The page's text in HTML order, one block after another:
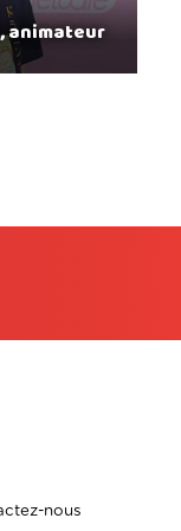
animateur
nous